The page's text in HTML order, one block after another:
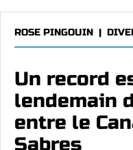
ROSE PINGOUIN |
Un record
lendemain
entre le
Sabres